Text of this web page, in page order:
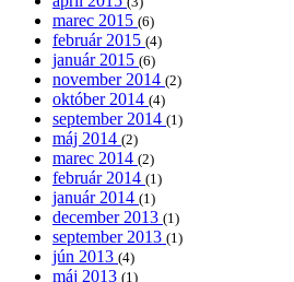
marec 2015 (6)
február 2015 (4)
január 2015 (6)
november 2014 (2)
október 2014 (4)
september 2014 (1)
máj 2014 (2)
marec 2014 (2)
február 2014 (1)
január 2014 (1)
december 2013 (1)
september 2013 (1)
jún 2013 (4)
máj 2013 (1)